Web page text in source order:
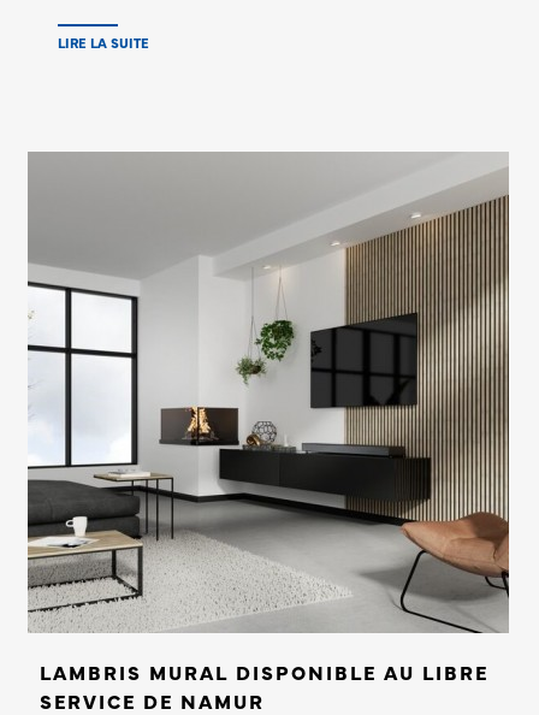
LIRE LA SUITE
LAMBRIS MURAL DISPONIBLE AU LIBRE
SERVICE DE NAMUR